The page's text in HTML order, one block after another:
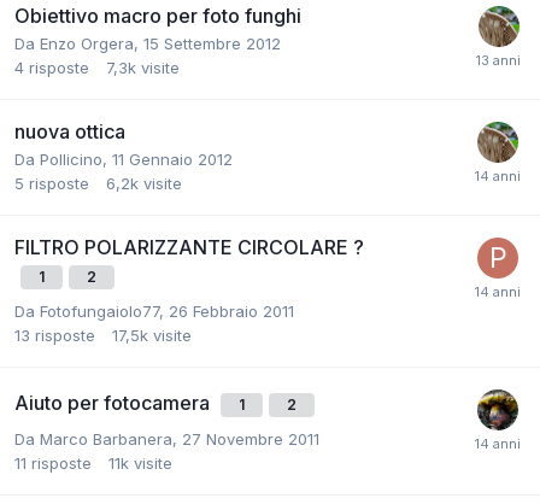
Obiettivo macro per foto funghi
Da Enzo Orgera, 15 Settembre 2012
4 risposte 7,3k visite
nuova ottica
Da Pollicino, 11 Gennaio 2012
5 risposte 6,2k visite
FILTRO POLARIZZANTE CIRCOLARE ?
1 2
Da Fotofungaiolo77, 26 Febbraio 2011
13 risposte 17,5k visite
Aiuto per fotocamera 1 2
Da Marco Barbanera, 27 Novembre 2011
11 risposte 11k visite